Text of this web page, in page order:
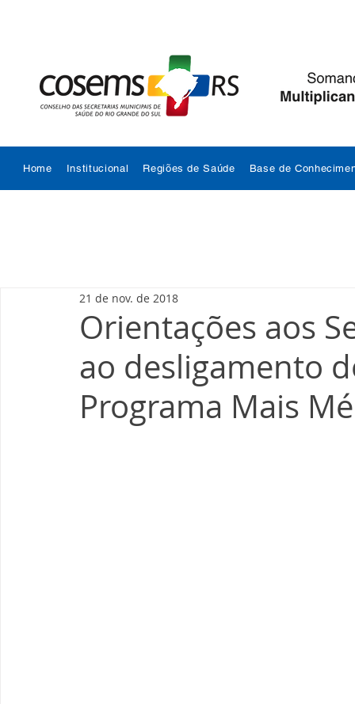
Home Institucional Regiões de Saúde Base de
Orientações aos
ao desligamento
Programa Mais
21 de nov. de 2018